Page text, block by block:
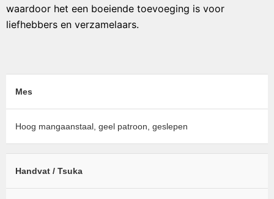
waardoor het een boeiende toevoeging is voor
liefhebbers en verzamelaars.
Mes
Hoog mangaanstaal, geel patroon, geslepen
Handvat / Tsuka